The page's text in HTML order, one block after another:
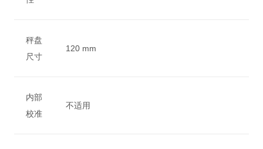
秤盘
尺寸
120 mm
内部
校准
不适用